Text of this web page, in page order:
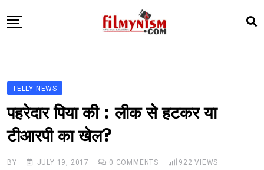
to
TELEVISION
BHOJPURI
NEWS ABTAK
STARRY SIDES
TELLY NEWS
पहरेदार पिया की : लीक से हटकर या
टीआरपी का खेल?
BY JULY 19, 2017 0 COMMENTS 922 VIEWS